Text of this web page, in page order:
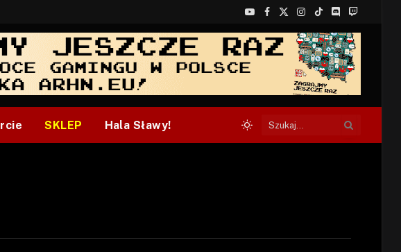
YouTube
Facebook
X
(Twitter)
Instagram
TikTokDiscordTwitch
SKLEP Hala Sławy!